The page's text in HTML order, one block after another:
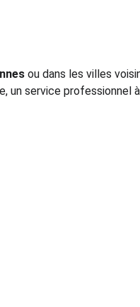
ou dans les villes
un service professionnel